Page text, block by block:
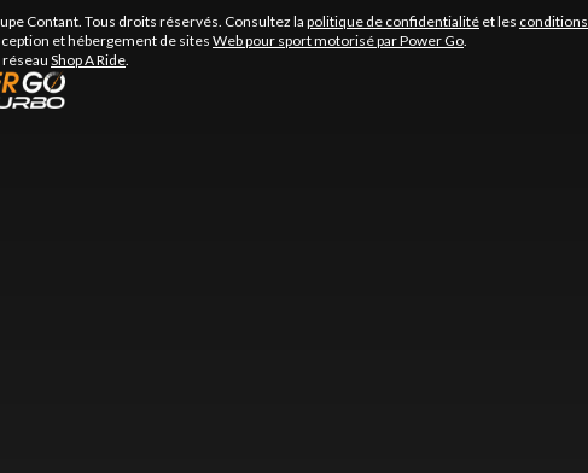
Contant. Tous droits réservés. Consultez lapolitique de confidentialité et les
et hébergement de sitesWeb pour sport motorisé par Power Go.
Shop A Ride.